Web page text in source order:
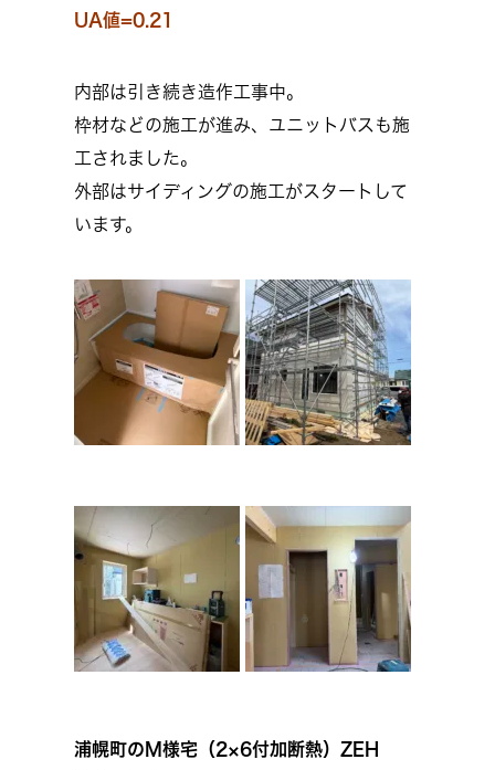
UA値=0.21
内部は引き続き造作工事中。
枠材などの施工が進み、ユニットバスも施
工されました。
外部はサイディングの施工がスタートして
います。
浦幌町のM様宅（2×6付加断熱）ZEH